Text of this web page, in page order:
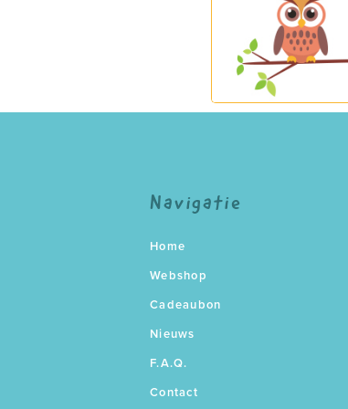
Navigatie
Home
Webshop
Cadeaubon
Nieuws
F.A.Q.
Contact